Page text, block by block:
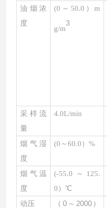
油烟浓
度
(0～50.0）m
g/m
3
采样流
量
4.0L/min
烟气湿
度
(0～60.0）%
烟气温
度
(-55.0～125.
0）℃
动压 （ 0～2000）